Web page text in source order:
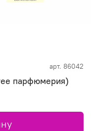
арт. 86042
парфюмерия)